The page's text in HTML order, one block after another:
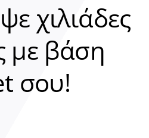
χιλιάδες
με βάση
σου!